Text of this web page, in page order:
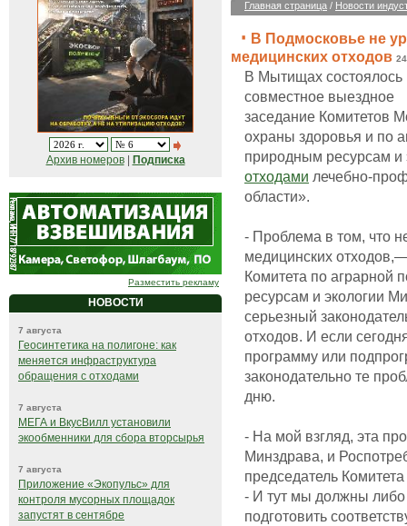
Архив номеров| Подписка
Разместить рекламу
НОВОСТИ
7 августа
Геосинтетика на полигоне: как
меняется инфраструктура
обращения с отходами
7 августа
МЕГА и ВкусВилл установили
экообменники для сбора вторсырья
7 августа
Приложение «Экопульс» для
контроля мусорных площадок
запустят в сентябре
Главная страница / Новости
В Подмосковье не
медицинских отходов
В Мытищах состоялось
совместное выездное
заседание Комитетов
охраны здоровья и по
природным ресурсам и
отходами лечебно-
области».
- Проблема в том, что
медицинских
Комитета по аграрной
ресурсам и экологии
серьезный
отходов. И если
программу или
законодательно те
дню.
- На мой взгляд, эта
Минздрава, и
председатель
- И тут мы должны либо
подготовить